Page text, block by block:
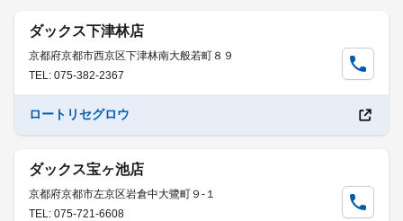
ダックス下津林店
京都府京都市西京区下津林南大般若町８９
TEL: 075-382-2367
ロートリセグロウ
ダックス宝ヶ池店
京都府京都市左京区岩倉中大鷺町９-１
TEL: 075-721-6608